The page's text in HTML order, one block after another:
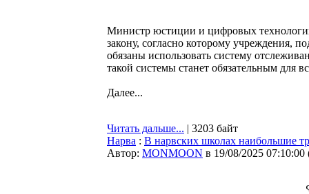
Министр юстиции и цифровых
закону, согласно которому учреждения,
обязаны использовать систему
такой системы станет обязательным для
Далее...
Читать дальше... | 3203 байт
Нарва : В нарвских школах наибольшие
Автор: MONMOON в 19/08/2025 07:10:00